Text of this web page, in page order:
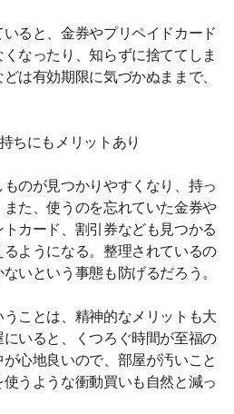
ると、金券やプリペイドカード
なったり、知らずに捨ててしま
は有効期限に気づかぬままで、
ちにもメリットあり
のが見つかりやすくなり、持っ
た、使うのを忘れていた金券や
カード、割引券なども見つかる
ようになる。整理されているの
いという事態も防げるだろう。
ことは、精神的なメリットも大
いると、くつろぐ時間が至福の
心地良いので、部屋が汚いこと
うような衝動買いも自然と減っ